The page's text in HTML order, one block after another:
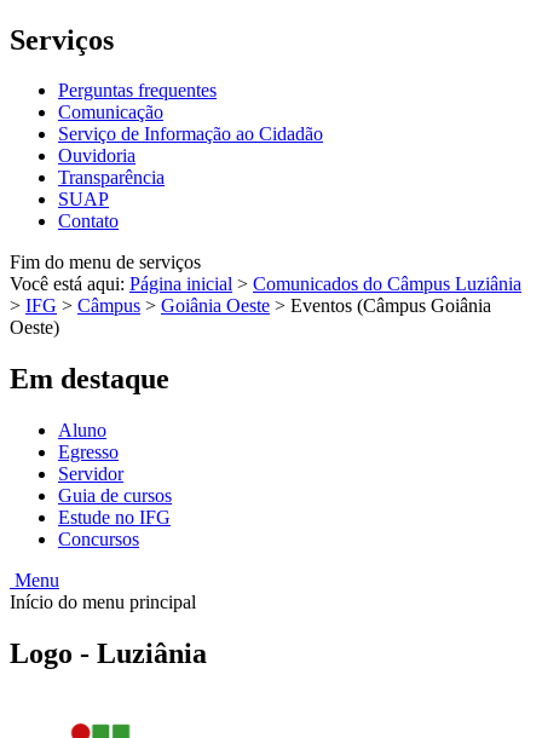
Serviços
Perguntas frequentes
Comunicação
Serviço de Informação ao Cidadão
Ouvidoria
Transparência
SUAP
Contato
Fim do menu de serviços
Você está aqui: Página inicial > Comunicados do Câmpus Luziânia
> IFG > Câmpus > Goiânia Oeste > Eventos (Câmpus Goiânia
Oeste)
Em destaque
Aluno
Egresso
Servidor
Guia de cursos
Estude no IFG
Concursos
Menu
Início do menu principal
Logo - Luziânia